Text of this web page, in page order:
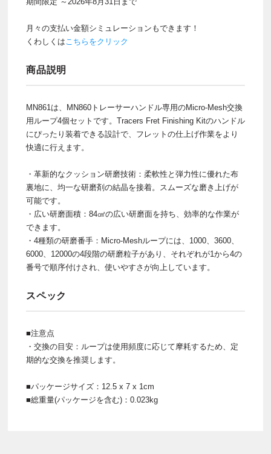
月々の支払い金額シミュレーションもできます！
くわしくはこちらをクリック
商品説明
MN861は、MN860トレーサーハンドル専用のMicro-Mesh交換
用ループ4個セットです。Tracers Fret Finishing Kitのハンドル
にぴったり装着できる設計で、フレットの仕上げ作業をより
快適に行えます。
・革新的なクッション研磨技術：柔軟性と弾力性に優れた布
裏地に、均一な研磨剤の結晶を接着。スムーズな磨き上げが
可能です。
・広い研磨面積：84㎠の広い研磨面を持ち、効率的な作業が
できます。
・4種類の研磨番手：Micro-Meshループには、1000、3600、
6000、12000の4段階の研磨粒子があり、それぞれが1から4の
番号で順序付けされ、使いやすさが向上しています。
スペック
■注意点
・交換の目安：ループは使用頻度に応じて摩耗するため、定
期的な交換を推奨します。
■パッケージサイズ：12.5 x 7 x 1cm
■総重量(パッケージを含む)：0.023kg